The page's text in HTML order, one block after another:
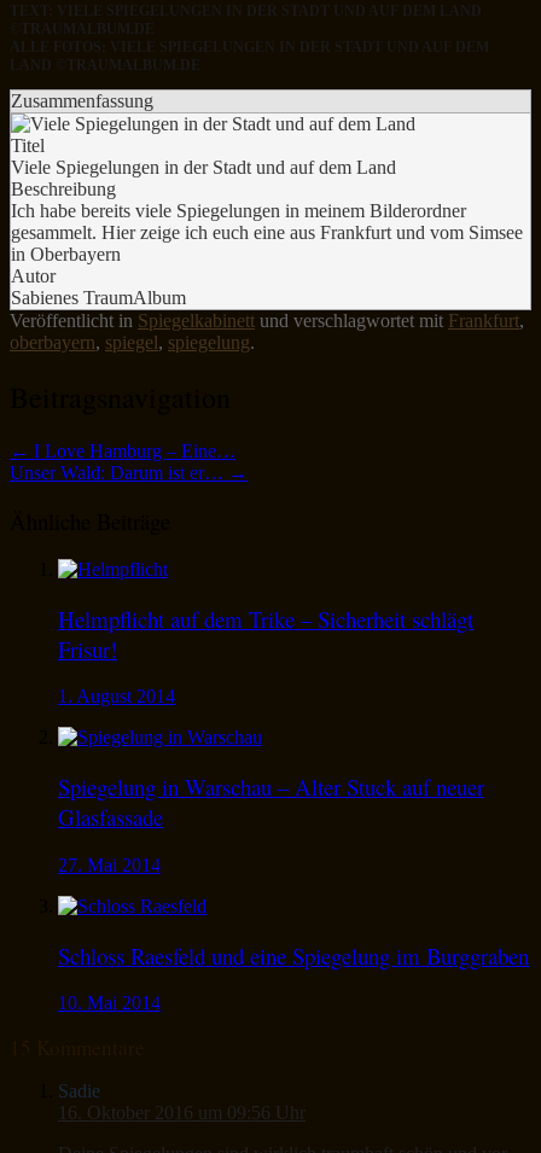
TEXT: VIELE SPIEGELUNGEN IN DER STADT UND AUF DEM LAND
©TRAUMALBUM.DE
ALLE FOTOS: VIELE SPIEGELUNGEN IN DER STADT UND AUF DEM
LAND ©TRAUMALBUM.DE
Zusammenfassung
Titel
Viele Spiegelungen in der Stadt und auf dem Land
Beschreibung
Ich habe bereits viele Spiegelungen in meinem Bilderordner
gesammelt. Hier zeige ich euch eine aus Frankfurt und vom Simsee
in Oberbayern
Autor
Sabienes TraumAlbum
Veröffentlicht in Spiegelkabinett und verschlagwortet mit Frankfurt,
oberbayern, spiegel, spiegelung.
← I Love Hamburg – Eine…
Unser Wald: Darum ist er… →
Helmpflicht auf dem Trike – Sicherheit schlägt
Frisur!
1. August 2014
Spiegelung in Warschau – Alter Stuck auf neuer
Glasfassade
27. Mai 2014
Schloss Raesfeld und eine Spiegelung im Burggraben
10. Mai 2014
Sadie
16. Oktober 2016 um 09:56 Uhr